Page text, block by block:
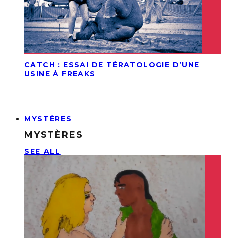
CATCH : ESSAI DE TÉRATOLOGIE D’UNE
USINE À FREAKS
MYSTÈRES
MYSTÈRES
SEE ALL